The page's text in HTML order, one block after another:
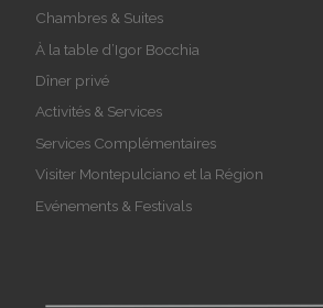
Chambres & Suites
À la table d’Igor Bocchia
Dîner privé
Activités & Services
Services Complémentaires
Visiter Montepulciano et la Région
Evénements & Festivals